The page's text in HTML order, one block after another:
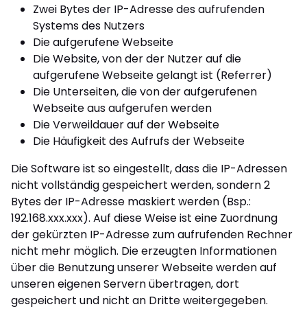
Zwei Bytes der IP-Adresse des aufrufenden
Systems des Nutzers
Die aufgerufene Webseite
Die Website, von der der Nutzer auf die
aufgerufene Webseite gelangt ist (Referrer)
Die Unterseiten, die von der aufgerufenen
Webseite aus aufgerufen werden
Die Verweildauer auf der Webseite
Die Häufigkeit des Aufrufs der Webseite
Die Software ist so eingestellt, dass die IP-Adressen
nicht vollständig gespeichert werden, sondern 2
Bytes der IP-Adresse maskiert werden (Bsp.:
192.168.xxx.xxx). Auf diese Weise ist eine Zuordnung
der gekürzten IP-Adresse zum aufrufenden Rechner
nicht mehr möglich. Die erzeugten Informationen
über die Benutzung unserer Webseite werden auf
unseren eigenen Servern übertragen, dort
gespeichert und nicht an Dritte weitergegeben.